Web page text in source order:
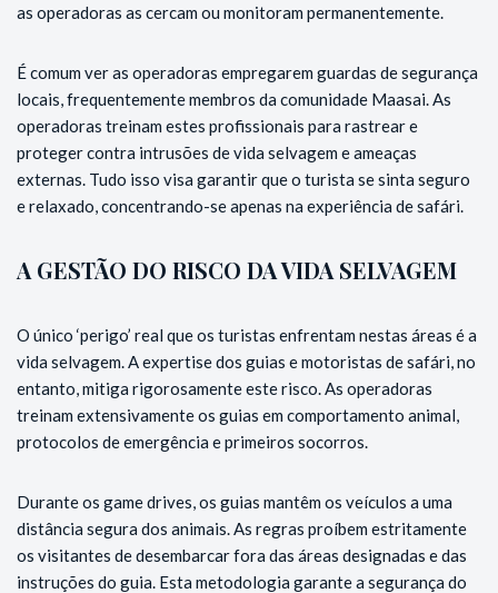
as operadoras as cercam ou monitoram permanentemente.
É comum ver as operadoras empregarem guardas de segurança
locais, frequentemente membros da comunidade Maasai. As
operadoras treinam estes profissionais para rastrear e
proteger contra intrusões de vida selvagem e ameaças
externas. Tudo isso visa garantir que o turista se sinta seguro
e relaxado, concentrando-se apenas na experiência de safári.
A GESTÃO DO RISCO DA VIDA SELVAGEM
O único ‘perigo’ real que os turistas enfrentam nestas áreas é a
vida selvagem. A expertise dos guias e motoristas de safári, no
entanto, mitiga rigorosamente este risco. As operadoras
treinam extensivamente os guias em comportamento animal,
protocolos de emergência e primeiros socorros.
Durante os game drives, os guias mantêm os veículos a uma
distância segura dos animais. As regras proíbem estritamente
os visitantes de desembarcar fora das áreas designadas e das
instruções do guia. Esta metodologia garante a segurança do